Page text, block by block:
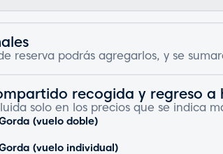
reserva podrás agregarlos, y se
recogida y regreso a
solo en los precios que se indica
(vuelo doble)
(vuelo individual)